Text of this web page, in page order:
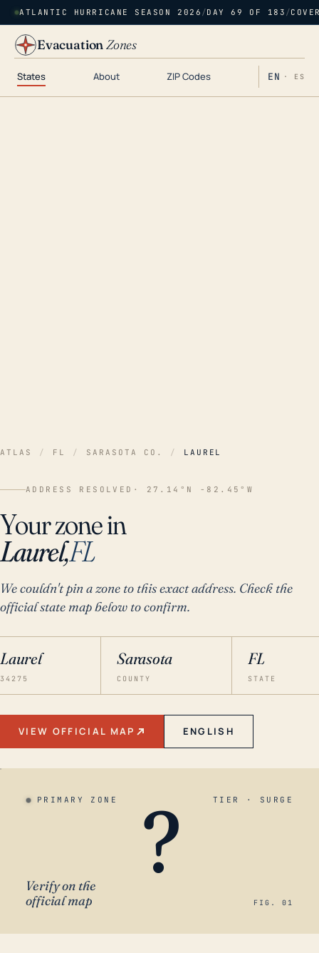
ATLANTIC HURRICANE SEASON 2026 /DAY 69 OF 183 /
EvacuationZones
States About ZIP Codes EN · ES
ATLAS / FL / SARASOTA CO. / LAUREL
ADDRESS RESOLVED · 27.14°N -82.45°W
Your zone in
Laurel,FL
We couldn't pin a zone to this exact address. Check the
official state map below to confirm.
Laurel
34275
Sarasota
COUNTY
FL
STATE
VIEW OFFICIAL MAP ENGLISH
PRIMARY ZONE TIER · SURGE
?
Verify on the
official map
FIG. 01